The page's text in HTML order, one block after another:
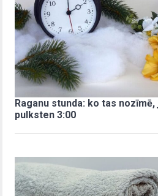
Raganu stunda: ko tas
pulksten 3:00